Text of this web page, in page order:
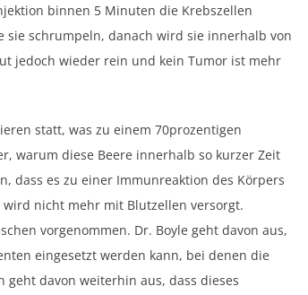
binnen 5 Minuten die Krebszellen
sie schrumpeln, danach wird sie innerhalb von
jedoch wieder rein und kein Tumor ist mehr
statt, was zu einem 70prozentigen
warum diese Beere innerhalb so kurzer Zeit
dass es zu einer Immunreaktion des Körpers
nicht mehr mit Blutzellen versorgt.
vorgenommen. Dr. Boyle geht davon aus,
eingesetzt werden kann, bei denen die
geht davon weiterhin aus, dass dieses